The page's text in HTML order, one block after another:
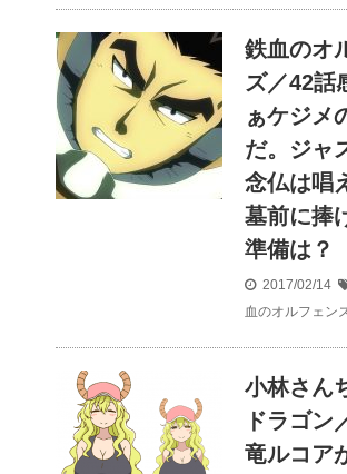
鉄血のオ
ズ／42
ぁケジメ
だ。ジャ
念仏は唱
墓前に捧
準備は？
2017/02/14
血のオルフェン
小林さん
ドラゴン
竜ルコア